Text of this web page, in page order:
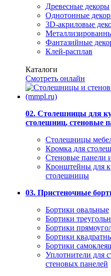
Древесные декоры
Однотонные
3D-акриловые
Фантазийные
Клей-расплав
Каталоги
Смотреть онлайн
02. Столешницы для
столешниц, стеновые
Столешницы
Кромка для
Стеновые
Кронштейны для
столешницы
03. Пристеночные
Бортики овальные
Бортики
Бортики
Бортики
Бортики
Уплотнители для
стеновых панелей